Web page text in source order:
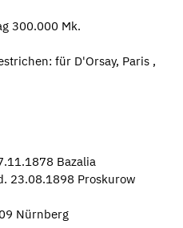
300.000 Mk.
für D'Orsay, Paris ,
Bazalia
23.08.1898 Proskurow
Nürnberg